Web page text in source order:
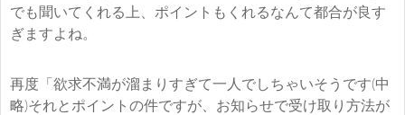
でも聞いてくれる上、ポイントもくれるなんて都合が良す
ぎますよね。
再度「欲求不満が溜まりすぎて一人でしちゃいそうです(中
略)それとポイントの件ですが、お知らせで受け取り方法が